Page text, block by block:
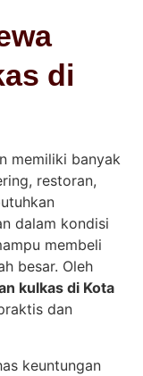
di
memiliki banyak
restoran,
dalam kondisi
membeli
besar. Oleh
kulkas di Kota
dan
keuntungan